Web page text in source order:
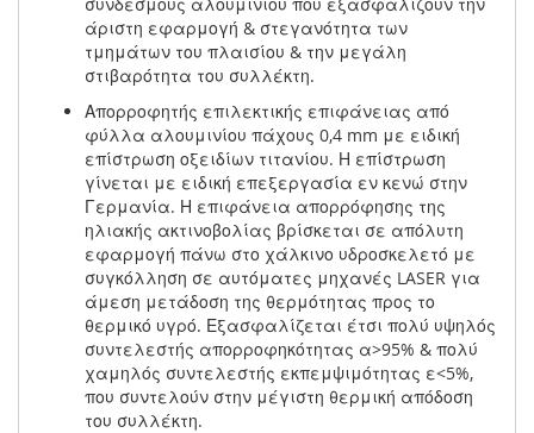
άριστη εφαρμογή & στεγανότητα των
τμημάτων του πλαισίου & την μεγάλη
στιβαρότητα του συλλέκτη.
Απορροφητής επιλεκτικής επιφάνειας από
φύλλα αλουμινίου πάχους 0,4 mm με ειδική
επίστρωση οξειδίων τιτανίου. Η επίστρωση
γίνεται με ειδική επεξεργασία εν κενώ στην
Γερμανία. Η επιφάνεια απορρόφησης της
ηλιακής ακτινοβολίας βρίσκεται σε απόλυτη
εφαρμογή πάνω στο χάλκινο υδροσκελετό με
συγκόλληση σε αυτόματες μηχανές LASER για
άμεση μετάδοση της θερμότητας προς το
θερμικό υγρό. Εξασφαλίζεται έτσι πολύ υψηλός
συντελεστής απορροφηκότητας α>95% & πολύ
χαμηλός συντελεστής εκπεμψιμότητας ε<5%,
που συντελούν στην μέγιστη θερμική απόδοση
του συλλέκτη.